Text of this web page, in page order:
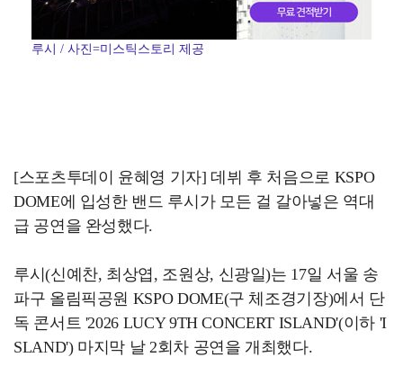
루시 / 사진=미스틱스토리 제공
[스포츠투데이 윤혜영 기자] 데뷔 후 처음으로 KSPO
DOME에 입성한 밴드 루시가 모든 걸 갈아넣은 역대
급 공연을 완성했다.
루시(신예찬, 최상엽, 조원상, 신광일)는 17일 서울 송
파구 올림픽공원 KSPO DOME(구 체조경기장)에서 단
독 콘서트 '2026 LUCY 9TH CONCERT ISLAND'(이하 'I
SLAND') 마지막 날 2회차 공연을 개최했다.